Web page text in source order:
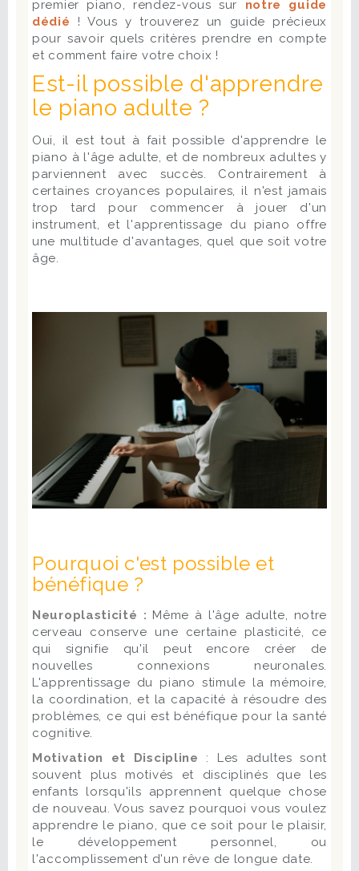
premier piano, rendez-vous sur notre guide
dédié ! Vous y trouverez un guide précieux
pour savoir quels critères prendre en compte
et comment faire votre choix !
Est-il possible d'apprendre
le piano adulte ?
Oui, il est tout à fait possible d'apprendre le
piano à l'âge adulte, et de nombreux adultes y
parviennent avec succès. Contrairement à
certaines croyances populaires, il n'est jamais
trop tard pour commencer à jouer d'un
instrument, et l'apprentissage du piano offre
une multitude d'avantages, quel que soit votre
âge.
Pourquoi c'est possible et
bénéfique ?
Neuroplasticité : Même à l'âge adulte, notre
cerveau conserve une certaine plasticité, ce
qui signifie qu'il peut encore créer de
nouvelles connexions neuronales.
L'apprentissage du piano stimule la mémoire,
la coordination, et la capacité à résoudre des
problèmes, ce qui est bénéfique pour la santé
cognitive.
Motivation et Discipline : Les adultes sont
souvent plus motivés et disciplinés que les
enfants lorsqu'ils apprennent quelque chose
de nouveau. Vous savez pourquoi vous voulez
apprendre le piano, que ce soit pour le plaisir,
le développement personnel, ou
l'accomplissement d'un rêve de longue date.